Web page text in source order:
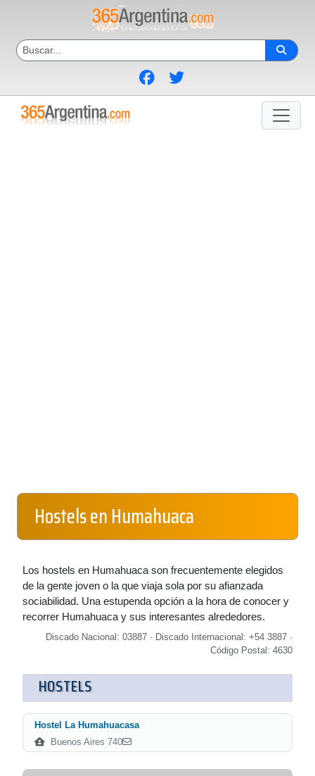
Hostels en Humahuaca
Los hostels en Humahuaca son frecuentemente elegidos
de la gente joven o la que viaja sola por su afianzada
sociabilidad. Una estupenda opción a la hora de conocer y
recorrer Humahuaca y sus interesantes alrededores.
Discado Nacional: 03887 · Discado Internacional: +54 3887 ·
Código Postal: 4630
HOSTELS
Hostel La Humahuacasa
Buenos Aires 740